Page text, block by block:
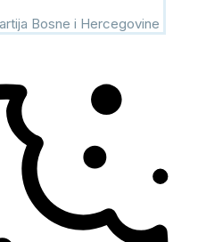
Bosne i Hercegovine